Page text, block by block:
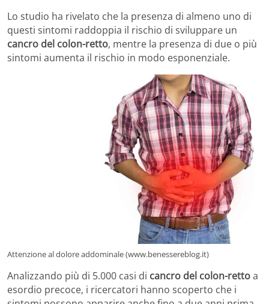
Lo studio ha rivelato che la presenza di almeno uno di
questi sintomi raddoppia il rischio di sviluppare un
cancro del colon-retto, mentre la presenza di due o più
sintomi aumenta il rischio in modo esponenziale.
Attenzione al dolore addominale (www.benessereblog.it)
Analizzando più di 5.000 casi di cancro del colon-rettoa
esordio precoce, i ricercatori hanno scoperto che i